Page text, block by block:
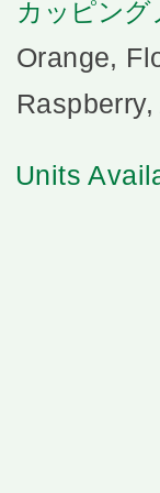
カッピング
Orange,
Units